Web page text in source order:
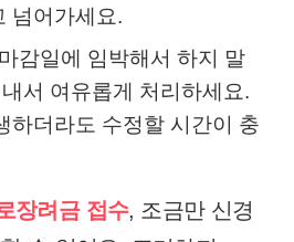
넘어가세요.
마감일에 임박해서 하지 말
서 여유롭게 처리하세요.
하더라도 수정할 시간이 충
장려금 접수, 조금만 신경